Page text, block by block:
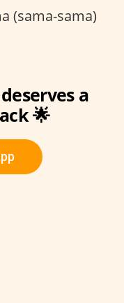
(sama-sama)
a
🌟